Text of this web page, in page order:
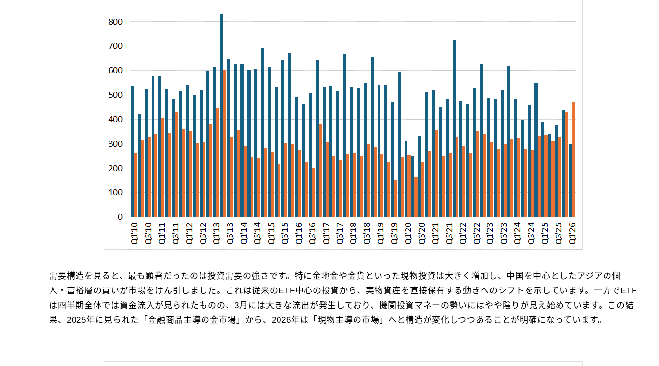
需要構造を見ると、最も顕著だったのは投資需要の強さです。特に金地金や金貨といった現物投資は大きく増加し、中国を中心としたアジアの個
人・富裕層の買いが市場をけん引しました。これは従来のETF中心の投資から、実物資産を直接保有する動きへのシフトを示しています。一方でETF
は四半期全体では資金流入が見られたものの、3月には大きな流出が発生しており、機関投資マネーの勢いにはやや陰りが見え始めています。この結
果、2025年に見られた「金融商品主導の金市場」から、2026年は「現物主導の市場」へと構造が変化しつつあることが明確になっています。